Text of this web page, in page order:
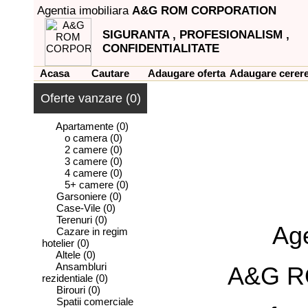
Agentia imobiliara A&G ROM CORPORATION
SIGURANTA , PROFESIONALISM ,
CONFIDENTIALITATE
Acasa Cautare Adaugare oferta Adaugare
Oferte vanzare (0)
Apartamente (0)
o camera (0)
2 camere (0)
3 camere (0)
4 camere (0)
5+ camere (0)
Garsoniere (0)
Case-Vile (0)
Terenuri (0)
Cazare in regim
hotelier (0)
Altele (0)
Ansambluri
rezidentiale (0)
Birouri (0)
Spatii comerciale
A&G